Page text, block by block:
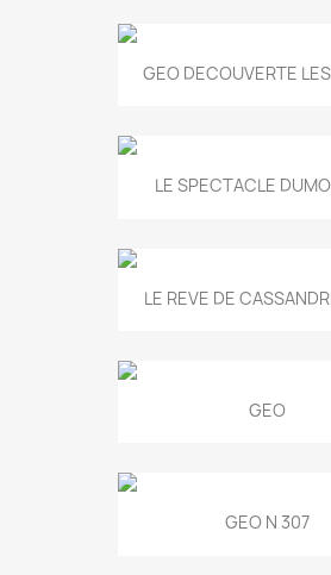
GEO DECOUVERTE
LE SPECTACLE
LE REVE DE
GEO
GEO N 307